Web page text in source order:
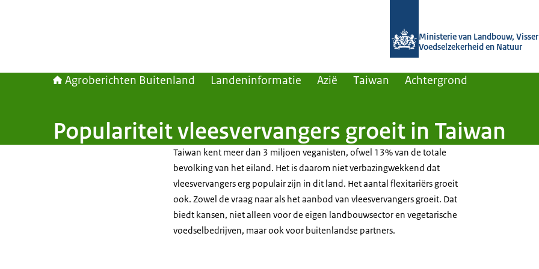
Ministerie van Landbouw,
Voedselzekerheid en Natuur
Agroberichten Buitenland Landeninformatie Azië Taiwan Achtergrond
Populariteit vleesvervangers groeit in Taiwan
Taiwan kent meer dan 3 miljoen veganisten, ofwel 13% van de totale
bevolking van het eiland. Het is daarom niet verbazingwekkend dat
vleesvervangers erg populair zijn in dit land. Het aantal flexitariërs groeit
ook. Zowel de vraag naar als het aanbod van vleesvervangers groeit. Dat
biedt kansen, niet alleen voor de eigen landbouwsector en vegetarische
voedselbedrijven, maar ook voor buitenlandse partners.